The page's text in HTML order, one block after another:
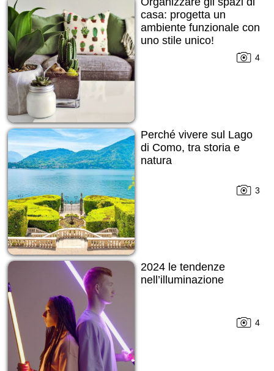
casa: progetta un
ambiente funzionale con
uno stile unico!
4
Perché vivere sul Lago
di Como, tra storia e
natura
3
2024 le tendenze
nell’illuminazione
4